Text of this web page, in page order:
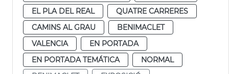
EL PLA DEL REAL
QUATRE CARRERES
CAMINS AL GRAU
BENIMACLET
VALENCIA
EN PORTADA
EN PORTADA TEMÁTICA
NORMAL